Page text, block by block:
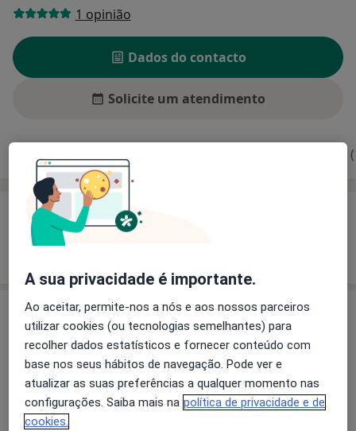
1 opinião
Dados do contacto
Solicite um atendimento
Opiniões
Experiência
Preços
Sem informação sobre serviços e preços
Este especialista ainda não adicionou nenhuma
informação sobre serviços
A sua privacidade é importante.
Ao aceitar, permite-nos a nós e aos nossos parceiros
utilizar cookies (ou tecnologias semelhantes) para
recolher dados estatísticos e fornecer conteúdo com
base nos seus hábitos de navegação. Pode ver e
atualizar as suas preferências a qualquer momento nas
configurações. Saiba mais na política de privacidade e de
cookies.